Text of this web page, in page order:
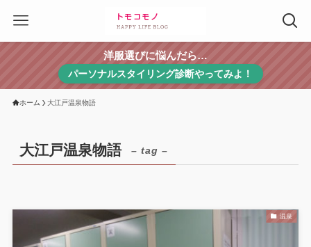
洋服選びに悩んだら…
パーソナルスタイリング診断やってみよ！
ホーム 大江戸温泉物語
大江戸温泉物語 – tag –
温泉